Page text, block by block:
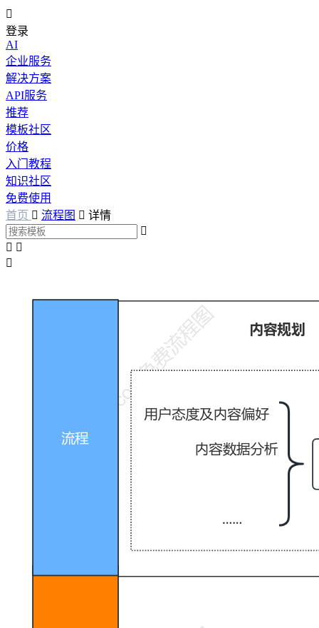

登录
AI
企业服务
解决方案
API服务
推荐
模板社区
价格
入门教程
知识社区
免费使用
首页  流程图  详情

 
